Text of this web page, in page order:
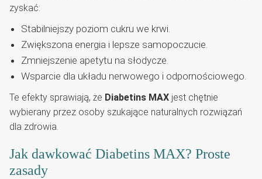
zyskać:
Stabilniejszy poziom cukru we krwi.
Zwiększona energia i lepsze samopoczucie.
Zmniejszenie apetytu na słodycze.
Wsparcie dla układu nerwowego i odpornościowego.
Te efekty sprawiają, że Diabetins MAX jest chętnie
wybierany przez osoby szukające naturalnych rozwiązań
dla zdrowia.
Jak dawkować Diabetins MAX? Proste
zasady